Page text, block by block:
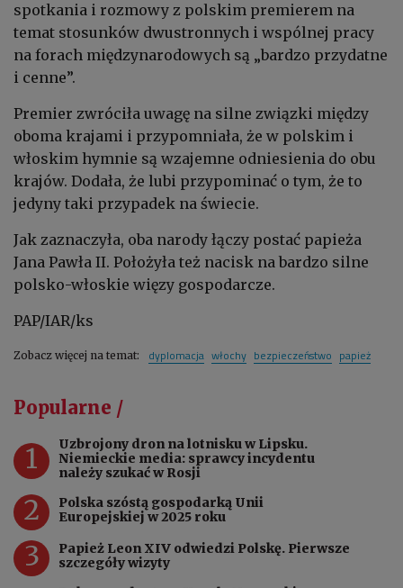
spotkania i rozmowy z polskim premierem na
temat stosunków dwustronnych i wspólnej pracy
na forach międzynarodowych są „bardzo przydatne
i cenne”.
Premier zwróciła uwagę na silne związki między
oboma krajami i przypomniała, że w polskim i
włoskim hymnie są wzajemne odniesienia do obu
krajów. Dodała, że lubi przypominać o tym, że to
jedyny taki przypadek na świecie.
Jak zaznaczyła, oba narody łączy postać papieża
Jana Pawła II. Położyła też nacisk na bardzo silne
polsko-włoskie więzy gospodarcze.
PAP/IAR/ks
Zobacz więcej na temat: dyplomacja włochy bezpieczeństwo papież
Popularne /
1
Uzbrojony dron na lotnisku w Lipsku.
Niemieckie media: sprawcy incydentu
należy szukać w Rosji
2
Polska szóstą gospodarką Unii
Europejskiej w 2025 roku
3
Papież Leon XIV odwiedzi Polskę. Pierwsze
szczegóły wizyty